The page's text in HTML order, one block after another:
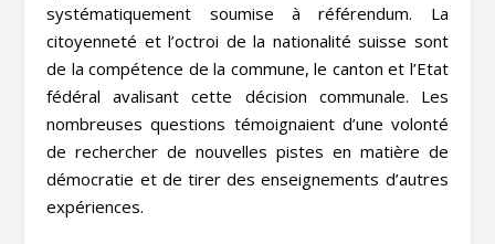
systématiquement soumise à référendum. La
citoyenneté et l’octroi de la nationalité suisse sont
de la compétence de la commune, le canton et l’Etat
fédéral avalisant cette décision communale. Les
nombreuses questions témoignaient d’une volonté
de rechercher de nouvelles pistes en matière de
démocratie et de tirer des enseignements d’autres
expériences.